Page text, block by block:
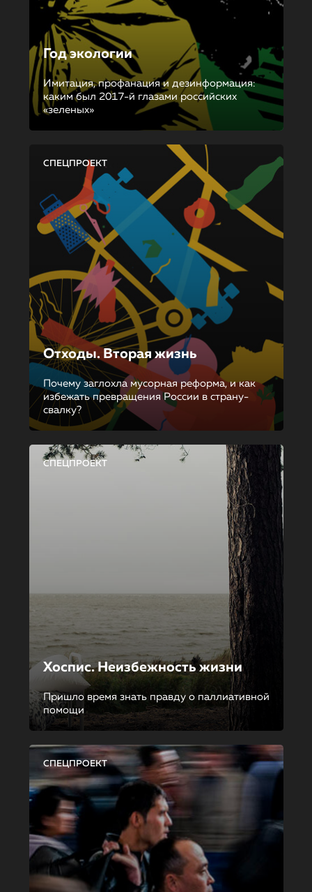
Год экологии
Имитация, профанация и дезинформация:
каким был 2017-й глазами российских
«зеленых»
СПЕЦПРОЕКТ
Отходы. Вторая жизнь
Почему заглохла мусорная реформа, и как
избежать превращения России в страну-
свалку?
СПЕЦПРОЕКТ
Хоспис. Неизбежность жизни
Пришло время знать правду о паллиативной
помощи
СПЕЦПРОЕКТ